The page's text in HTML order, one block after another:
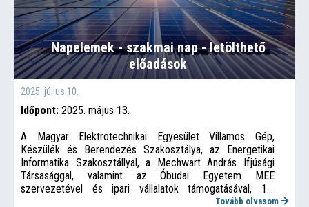
Napelemek - szakmai nap - letölthető
előadások
2025. július 10.
Időpont: 2025. május 13.
A Magyar Elektrotechnikai Egyesület Villamos Gép,
Készülék és Berendezés Szakosztálya, az Energetikai
Informatika Szakosztállyal, a Mechwart András Ifjúsági
Társasággal, valamint az Óbudai Egyetem MEE
szervezetével és ipari vállalatok támogatásával, 19.
Tovább olvasom